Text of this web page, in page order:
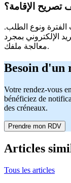
الإقامة؟
ونوع الطلب.
الإلكتروني بمجرد
معالجة ملفك.
Besoin d'un
Votre rendez-vous
bénéficiez de
des créneaux.
Prendre mon RDV
Articles
Tous les articles